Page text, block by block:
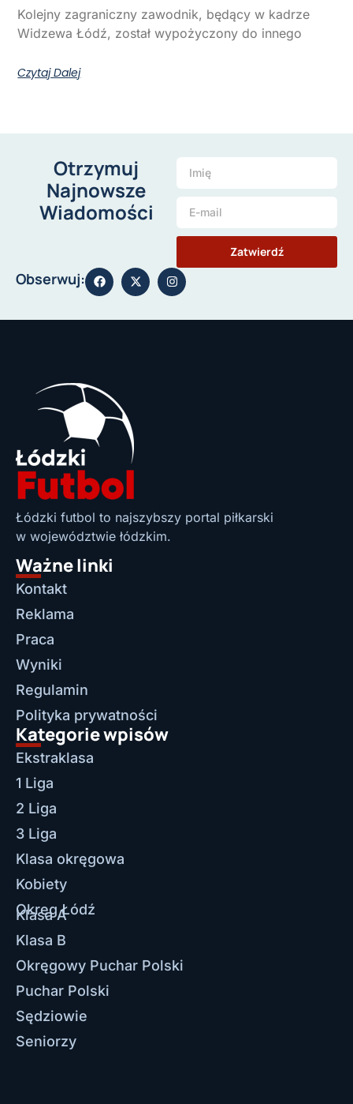
Kolejny zagraniczny zawodnik, będący w kadrze
Widzewa Łódź, został wypożyczony do innego
Czytaj Dalej
Otrzymuj
Najnowsze
Wiadomości
Zatwierdź
Obserwuj:
Łódzki futbol to najszybszy portal piłkarski
w województwie łódzkim.
Ważne linki
Kontakt
Reklama
Praca
Wyniki
Regulamin
Polityka prywatności
Kategorie wpisów
Ekstraklasa
1 Liga
2 Liga
3 Liga
Klasa okręgowa
Kobiety
Okręg Łódź
Klasa A
Klasa B
Okręgowy Puchar Polski
Puchar Polski
Sędziowie
Seniorzy